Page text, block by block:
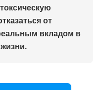
от
вкладом в